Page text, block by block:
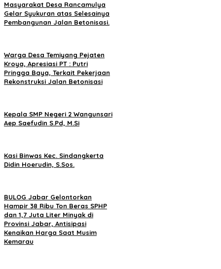
Masyarakat Desa Rancamulya
Gelar Syukuran atas Selesainya
Pembangunan Jalan Betonisasi.
Warga Desa Temiyang Pejaten
Kroya, Apresiasi PT : Putri
Pringga Baya, Terkait Pekerjaan
Rekonstruksi Jalan Betonisasi
Kepala SMP Negeri 2 Wangunsari
Aep Saefudin S.Pd, M.Si
Kasi Binwas Kec. Sindangkerta
Didin Hoerudin, S.Sos.
BULOG Jabar Gelontorkan
Hampir 38 Ribu Ton Beras SPHP
dan 1,7 Juta Liter Minyak di
Provinsi Jabar, Antisipasi
Kenaikan Harga Saat Musim
Kemarau